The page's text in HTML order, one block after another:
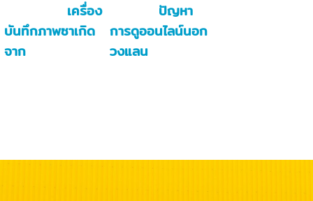
เครื่อง
บันทึกภาพซาเกิด
จาก
ปัญหา
การดูออนไลน์นอก
วงแลน